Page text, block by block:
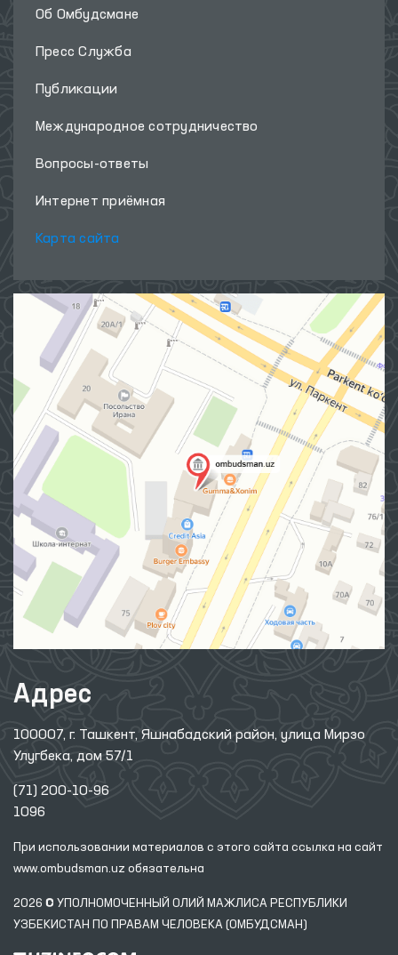
Об Омбудсмане
Пресс Служба
Публикации
Международное сотрудничество
Вопросы-ответы
Интернет приёмная
Карта сайта
Адрес
100007, г. Ташкент, Яшнабадский район, улица Мирзо
Улугбека, дом 57/1
(71) 200-10-96
1096
При использовании материалов с этого сайта ссылка на сайт
www.ombudsman.uz обязательна
2026 © УПОЛНОМОЧЕННЫЙ ОЛИЙ МАЖЛИСА РЕСПУБЛИКИ
УЗБЕКИСТАН ПО ПРАВАМ ЧЕЛОВЕКА (ОМБУДСМАН)